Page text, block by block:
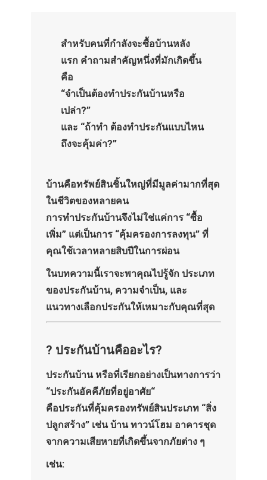
สำหรับคนที่กำลังจะซื้อบ้านหลัง
แรก คำถามสำคัญหนึ่งที่มักเกิดขึ้น
คือ
“จำเป็นต้องทำประกันบ้านหรือ
เปล่า?”
และ “ถ้าทำ ต้องทำประกันแบบไหน
ถึงจะคุ้มค่า?”
บ้านคือทรัพย์สินชิ้นใหญ่ที่มีมูลค่ามากที่สุด
ในชีวิตของหลายคน
การทำประกันบ้านจึงไม่ใช่แค่การ “ซื้อ
เพิ่ม” แต่เป็นการ “คุ้มครองการลงทุน” ที่
คุณใช้เวลาหลายสิบปีในการผ่อน
ในบทความนี้เราจะพาคุณไปรู้จัก ประเภท
ของประกันบ้าน, ความจำเป็น, และ
แนวทางเลือกประกันให้เหมาะกับคุณที่สุด
? ประกันบ้านคืออะไร?
ประกันบ้านหรือที่เรียกอย่างเป็นทางการว่า
“ประกันอัคคีภัยที่อยู่อาศัย“
คือประกันที่คุ้มครองทรัพย์สินประเภท “สิ่ง
ปลูกสร้าง” เช่น บ้าน ทาวน์โฮม อาคารชุด
จากความเสียหายที่เกิดขึ้นจากภัยต่าง ๆ
เช่น: